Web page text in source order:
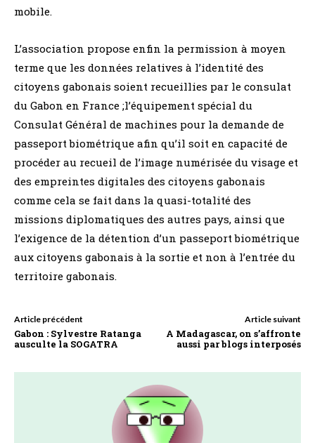
mobile.
L’association propose enfin la permission à moyen
terme que les données relatives à l’identité des
citoyens gabonais soient recueillies par le consulat
du Gabon en France ;l’équipement spécial du
Consulat Général de machines pour la demande de
passeport biométrique afin qu’il soit en capacité de
procéder au recueil de l’image numérisée du visage et
des empreintes digitales des citoyens gabonais
comme cela se fait dans la quasi-totalité des
missions diplomatiques des autres pays, ainsi que
l’exigence de la détention d’un passeport biométrique
aux citoyens gabonais à la sortie et non à l’entrée du
territoire gabonais.
Article précédent
Gabon : Sylvestre Ratanga
ausculte la SOGATRA
Article suivant
A Madagascar, on s’affronte
aussi par blogs interposés